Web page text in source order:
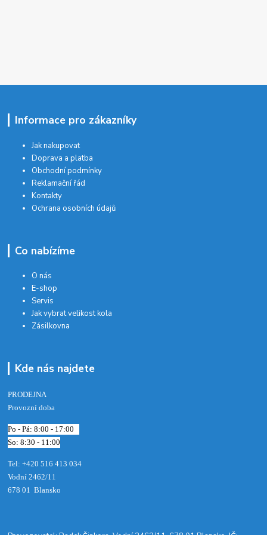
Informace pro zákazníky
Jak nakupovat
Doprava a platba
Obchodní podmínky
Reklamační řád
Kontakty
Ochrana osobních údajů
Co nabízíme
O nás
E-shop
Servis
Jak vybrat velikost kola
Zásilkovna
Kde nás najdete
PRODEJNA
Provozní doba
Po - Pá: 8:00 - 17:00
So: 8:30 - 11:00
Tel: +420 516 413 034‬
Vodní 2462/11
678 01 Blansko